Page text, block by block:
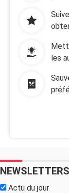
les
NEWSLETTERS
Actu du jour